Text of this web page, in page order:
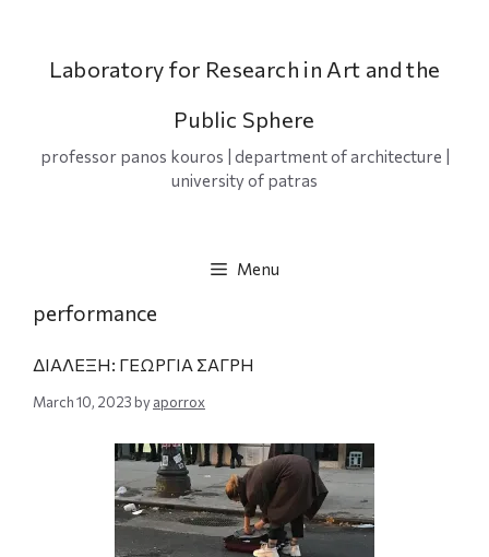
Laboratory for Research in Art and the
Public Sphere
professor panos kouros | department of architecture |
university of patras
Menu
performance
ΔΙΑΛΕΞΗ: ΓΕΩΡΓΙΑ ΣΑΓΡΗ
March 10, 2023byaporrox